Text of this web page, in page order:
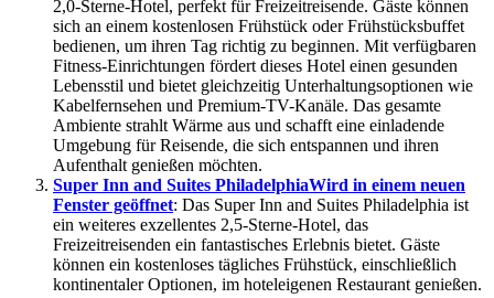
2,0-Sterne-Hotel, perfekt für Freizeitreisende. Gäste können
sich an einem kostenlosen Frühstück oder Frühstücksbuffet
bedienen, um ihren Tag richtig zu beginnen. Mit verfügbaren
Fitness-Einrichtungen fördert dieses Hotel einen gesunden
Lebensstil und bietet gleichzeitig Unterhaltungsoptionen wie
Kabelfernsehen und Premium-TV-Kanäle. Das gesamte
Ambiente strahlt Wärme aus und schafft eine einladende
Umgebung für Reisende, die sich entspannen und ihren
Aufenthalt genießen möchten.
Super Inn and Suites PhiladelphiaWird in einem neuen
Fenster geöffnet: Das Super Inn and Suites Philadelphia ist
ein weiteres exzellentes 2,5-Sterne-Hotel, das
Freizeitreisenden ein fantastisches Erlebnis bietet. Gäste
können ein kostenloses tägliches Frühstück, einschließlich
kontinentaler Optionen, im hoteleigenen Restaurant genießen.